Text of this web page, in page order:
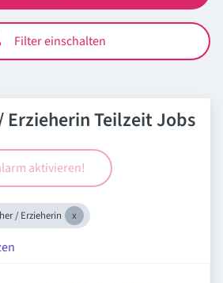
Filter einschalten
Erzieherin Teilzeit Jobs
aktivieren!
/ Erzieherin